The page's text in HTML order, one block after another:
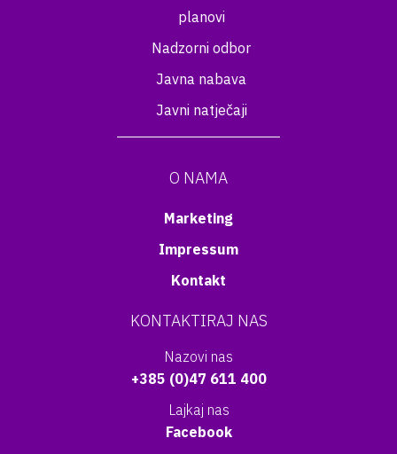
planovi
Nadzorni odbor
Javna nabava
Javni natječaji
O NAMA
Marketing
Impressum
Kontakt
KONTAKTIRAJ NAS
Nazovi nas
+385 (0)47 611 400
Lajkaj nas
Facebook